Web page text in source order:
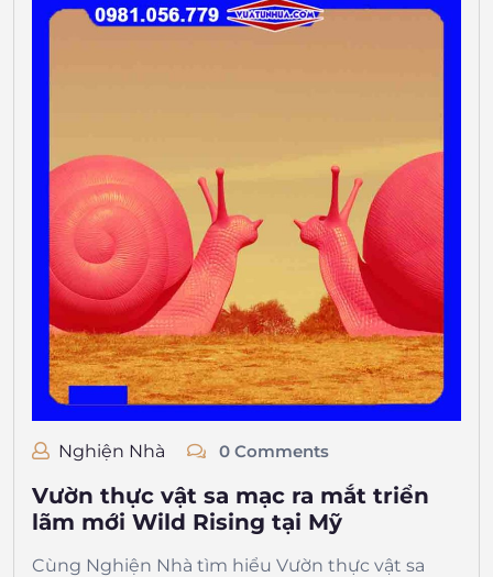
Nghiện Nhà 0 Comments
Vườn thực vật sa mạc ra mắt triển
lãm mới Wild Rising tại Mỹ
Cùng Nghiện Nhà tìm hiểu Vườn thực vật sa